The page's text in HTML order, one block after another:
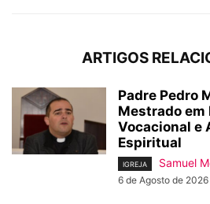
ARTIGOS
Padre Pedro
Mestrado
Vocacional e
Espiritual
IGREJA Samuel
6 de Agosto de 2026